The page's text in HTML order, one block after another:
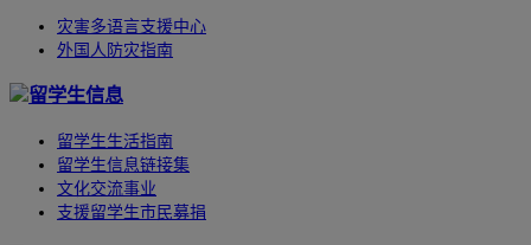
灾害多语言支援中心
外国人防灾指南
留学生信息
留学生生活指南
留学生信息链接集
文化交流事业
支援留学生市民募捐